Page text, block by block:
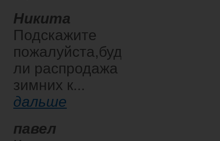
Никита
Подскажите
пожалуйста,будет
ли распродажа
зимних к...
дальше
павел